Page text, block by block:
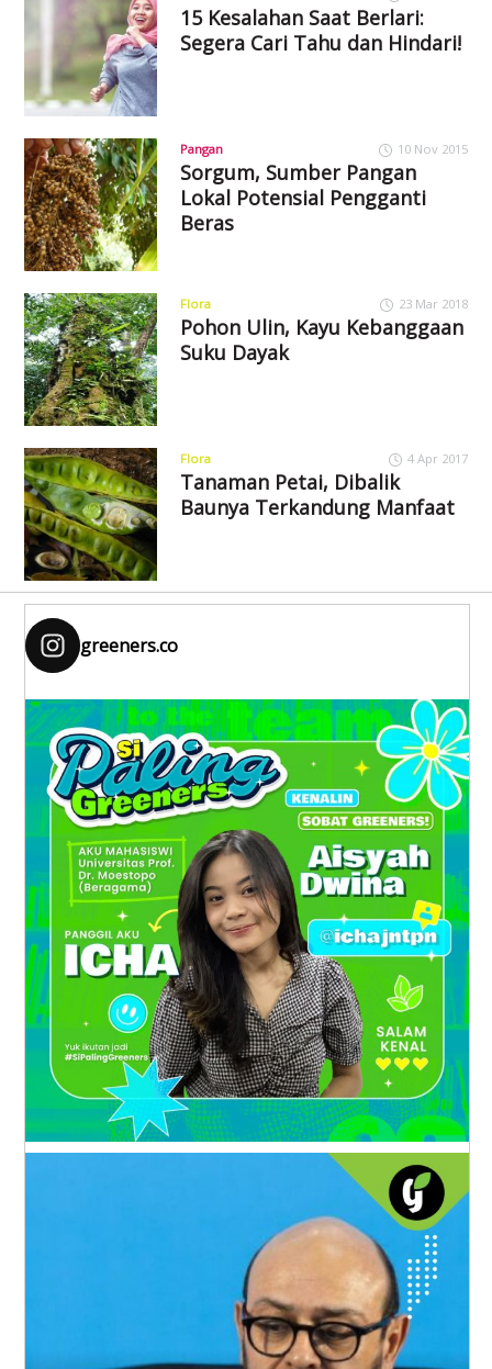
15 Kesalahan Saat Berlari:
Segera Cari Tahu dan Hindari!
Pangan 10 Nov 2015
Sorgum, Sumber Pangan
Lokal Potensial Pengganti
Beras
Flora 23 Mar 2018
Pohon Ulin, Kayu Kebanggaan
Suku Dayak
Flora 4 Apr 2017
Tanaman Petai, Dibalik
Baunya Terkandung Manfaat
greeners.co